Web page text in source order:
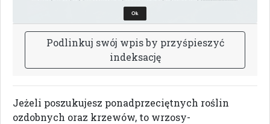
Podlinkuj swój wpisby przyśpieszyć
indeksację
Jeżeli poszukujesz ponadprzeciętnych roślin
ozdobnych oraz krzewów, to wrzosy-